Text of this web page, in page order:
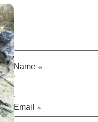
Name *
Email *